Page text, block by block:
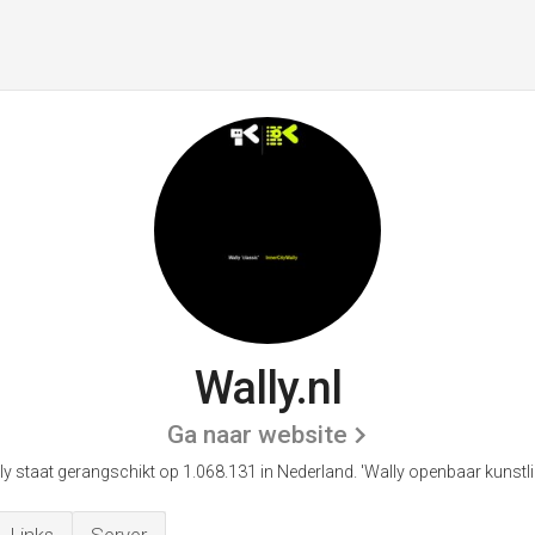
Wally.nl
Ga naar website
staat gerangschikt op 1.068.131 in Nederland. 'Wally openbaar